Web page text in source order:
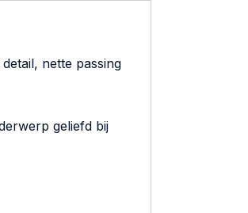
nette passing
geliefd bij